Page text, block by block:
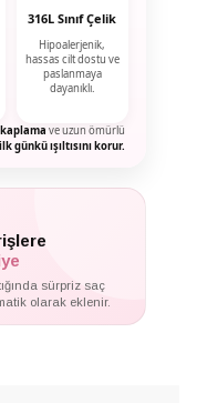
316L Sınıf Çelik
Hipoalerjenik,
hassas cilt dostu ve
paslanmaya
dayanıklı.
ve uzun ömürlü
günkü ışıltısını korur.
sürpriz saç
olarak eklenir.